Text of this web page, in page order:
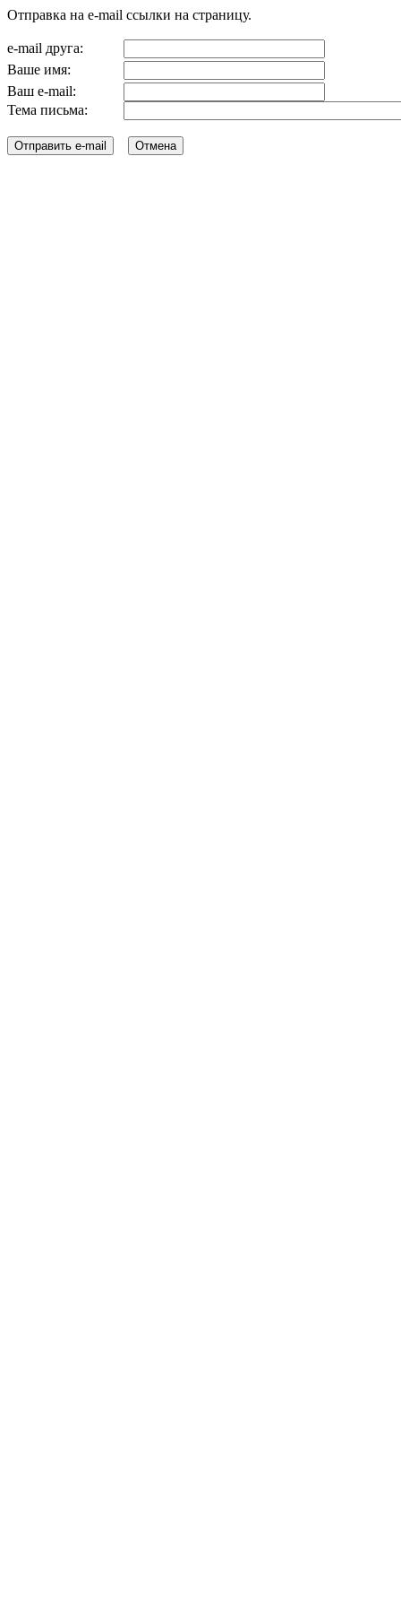
Отправка на e-mail ссылки на страницу.
e-mail друга:
Ваше имя:
Ваш e-mail:
Тема письма: